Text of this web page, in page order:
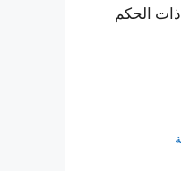
الحكم